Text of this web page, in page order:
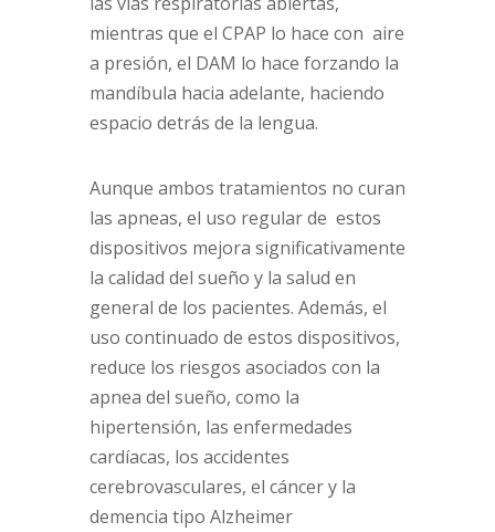
mientras que el CPAP lo hace con aire
a presión, el DAM lo hace forzando la
mandíbula hacia adelante, haciendo
espacio detrás de la lengua.
Aunque ambos tratamientos no curan
las apneas, el uso regular de estos
dispositivos mejora significativamente
la calidad del sueño y la salud en
general de los pacientes. Además, el
uso continuado de estos dispositivos,
reduce los riesgos asociados con la
apnea del sueño, como la
hipertensión, las enfermedades
cardíacas, los accidentes
cerebrovasculares, el cáncer y la
demencia tipo Alzheimer